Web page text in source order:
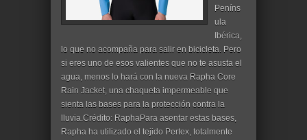
Peníns
ula
Ibérica,
lo que no acompaña para salir en bicicleta. Pero
si eres uno de esos valientes que no te asusta el
agua, menos lo hará con la nueva Rapha Core
Rain Jacket, una chaqueta impermeable que
sienta las bases para la protección contra la
lluvia.Crédito: RaphaPara asentar estas bases,
Rapha ha utilizado el tejido Pertex, totalmente